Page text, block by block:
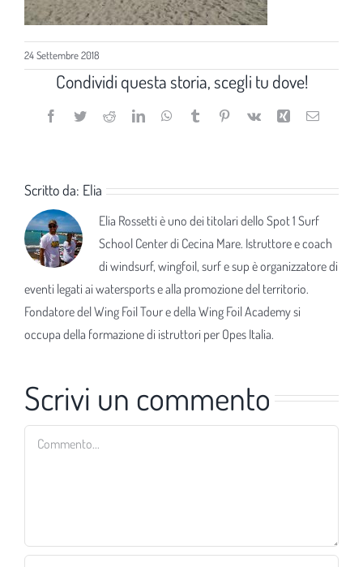
24 Settembre 2018
Condividi questa storia, scegli tu dove!
Facebook
TwitterRedditLinkedInWhatsApp
TumblrPinterest
Vk Xing Email
Scritto da: Elia
Elia Rossetti è uno dei titolari dello Spot 1 Surf
School Center di Cecina Mare. Istruttore e coach
di windsurf, wingfoil, surf e sup è organizzatore di
eventi legati ai watersports e alla promozione del territorio.
Fondatore del Wing Foil Tour e della Wing Foil Academy si
occupa della formazione di istruttori per Opes Italia.
Scrivi un commento
Commento